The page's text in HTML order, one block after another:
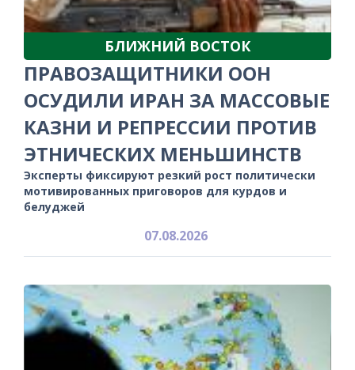
БЛИЖНИЙ ВОСТОК
ПРАВОЗАЩИТНИКИ ООН
ОСУДИЛИ ИРАН ЗА МАССОВЫЕ
КАЗНИ И РЕПРЕССИИ ПРОТИВ
ЭТНИЧЕСКИХ МЕНЬШИНСТВ
Эксперты фиксируют резкий рост политически
мотивированных приговоров для курдов и
белуджей
07.08.2026